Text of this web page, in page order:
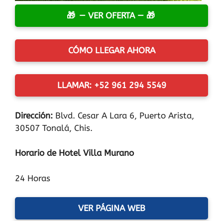
— VER OFERTA —
CÓMO LLEGAR AHORA
LLAMAR: +52 961 294 5549
Dirección: Blvd. Cesar A Lara 6, Puerto Arista,
30507 Tonalá, Chis.
Horario de Hotel Villa Murano
24 Horas
VER PÁGINA WEB